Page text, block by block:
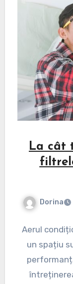
La cât
Dorina
Aerul
un spațiu